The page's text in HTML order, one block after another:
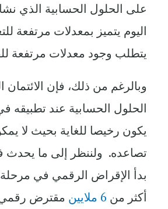
على الحلول الحسابية الذي
اليوم يتميز بمعدلات مرتفعة
يتطلب وجود معدلات مرتفعة
وبالرغم من ذلك، فإن الائتمان
الحلول الحسابية عند تطبيقه في
يكون رخيصا للغاية بحيث لا
تصاعده. ولننظر إلى ما يحدث
بدأ الإقراض الرقمي في مرحلة
أكثر من6 ملايين
مقترض رقمي،